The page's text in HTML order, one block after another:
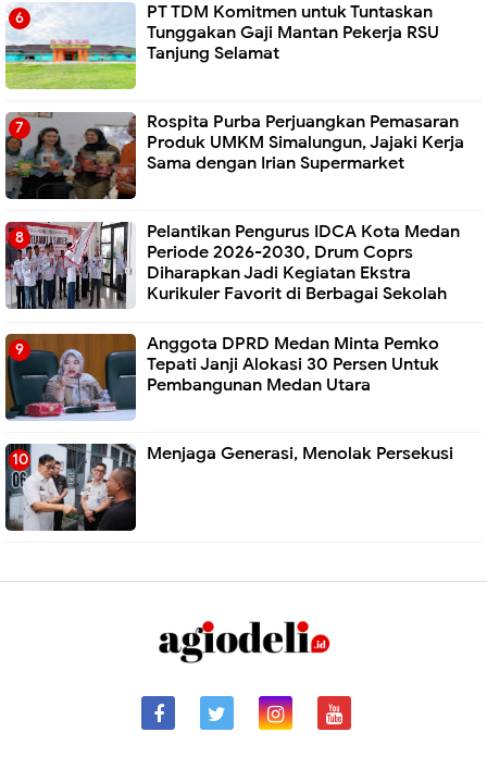
PT TDM Komitmen untuk Tuntaskan
Tunggakan Gaji Mantan Pekerja RSU
Tanjung Selamat
Rospita Purba Perjuangkan Pemasaran
Produk UMKM Simalungun, Jajaki Kerja
Sama dengan Irian Supermarket
Pelantikan Pengurus IDCA Kota Medan
Periode 2026-2030, Drum Coprs
Diharapkan Jadi Kegiatan Ekstra
Kurikuler Favorit di Berbagai Sekolah
Anggota DPRD Medan Minta Pemko
Tepati Janji Alokasi 30 Persen Untuk
Pembangunan Medan Utara
Menjaga Generasi, Menolak Persekusi